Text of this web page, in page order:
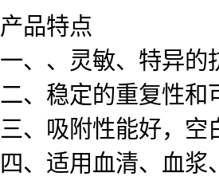
产品特点
一、、灵敏、特异的
二、稳定的重复性和
三、吸附性能好，空
四、适用血清、血